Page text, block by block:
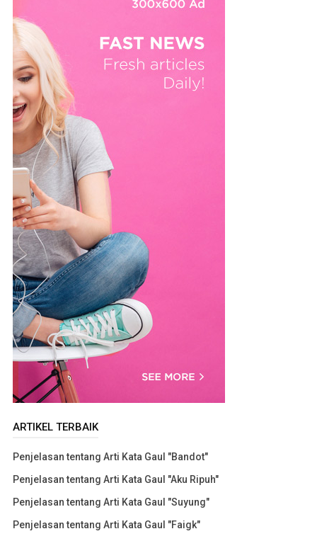
ARTIKEL TERBAIK
Penjelasan tentang Arti Kata Gaul "Bandot"
Penjelasan tentang Arti Kata Gaul "Aku Ripuh"
Penjelasan tentang Arti Kata Gaul "Suyung"
Penjelasan tentang Arti Kata Gaul "Faigk"